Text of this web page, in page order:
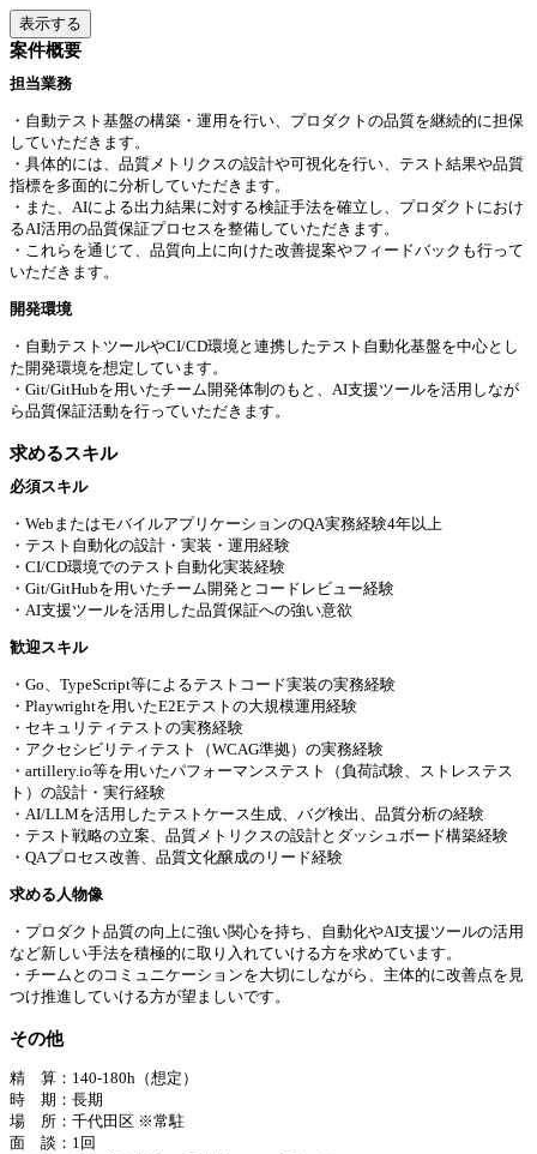
表示する
案件概要
担当業務
・自動テスト基盤の構築・運用を行い、プロダクトの品質を継続的に担保
していただきます。
・具体的には、品質メトリクスの設計や可視化を行い、テスト結果や品質
指標を多面的に分析していただきます。
・また、AIによる出力結果に対する検証手法を確立し、プロダクトにおけ
るAI活用の品質保証プロセスを整備していただきます。
・これらを通じて、品質向上に向けた改善提案やフィードバックも行って
いただきます。
開発環境
・自動テストツールやCI/CD環境と連携したテスト自動化基盤を中心とし
た開発環境を想定しています。
・Git/GitHubを用いたチーム開発体制のもと、AI支援ツールを活用しなが
ら品質保証活動を行っていただきます。
求めるスキル
必須スキル
・WebまたはモバイルアプリケーションのQA実務経験4年以上
・テスト自動化の設計・実装・運用経験
・CI/CD環境でのテスト自動化実装経験
・Git/GitHubを用いたチーム開発とコードレビュー経験
・AI支援ツールを活用した品質保証への強い意欲
歓迎スキル
・Go、TypeScript等によるテストコード実装の実務経験
・Playwrightを用いたE2Eテストの大規模運用経験
・セキュリティテストの実務経験
・アクセシビリティテスト（WCAG準拠）の実務経験
・artillery.io等を用いたパフォーマンステスト（負荷試験、ストレステス
ト）の設計・実行経験
・AI/LLMを活用したテストケース生成、バグ検出、品質分析の経験
・テスト戦略の立案、品質メトリクスの設計とダッシュボード構築経験
・QAプロセス改善、品質文化醸成のリード経験
求める⼈物像
・プロダクト品質の向上に強い関心を持ち、自動化やAI支援ツールの活用
など新しい手法を積極的に取り入れていける方を求めています。
・チームとのコミュニケーションを大切にしながら、主体的に改善点を見
つけ推進していける方が望ましいです。
その他
精 算：140-180h（想定）
時 期：長期
場 所：千代田区 ※常駐
面 談：1回